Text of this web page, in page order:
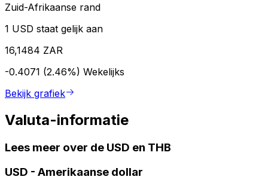
Zuid-Afrikaanse rand
1 USD staat gelijk aan
16,1484 ZAR
-0.4071 (2.46%) Wekelijks
Bekijk grafiek
Valuta-informatie
Lees meer over de USD en THB
USD - Amerikaanse dollar